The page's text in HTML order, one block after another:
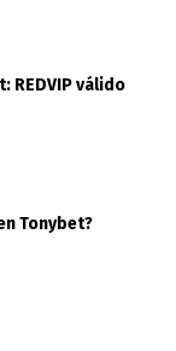
REDVIP válido
Tonybet?